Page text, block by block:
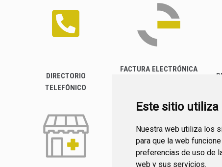
Este sitio
Nuestra web utiliza los
para que la web
preferencias de uso de
web y sus servicios.
DIRECTORIO
TELEFÓNICO
FACTURA ELECTRÓNICA